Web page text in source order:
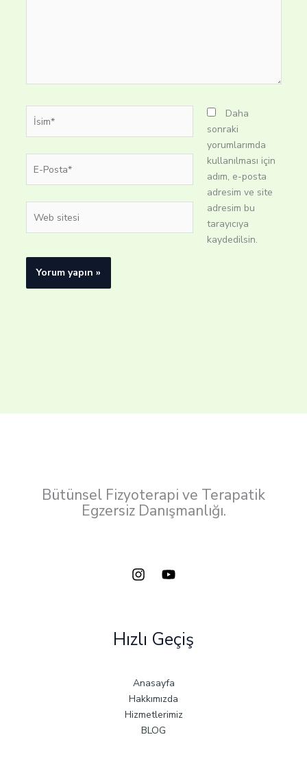
İsim*
Posta*
sitesi
Daha
sonraki
yorumlarımda
kullanılması için
adım, e-posta
adresim ve site
adresim bu
tarayıcıya
kaydedilsin.
Bütünsel Fizyoterapi ve Terapatik
Egzersiz Danışmanlığı.
Hızlı Geçiş
Anasayfa
Hakkımızda
Hizmetlerimiz
BLOG